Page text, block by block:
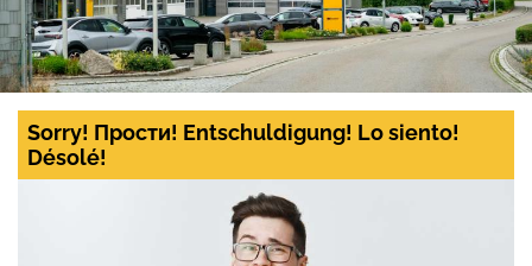
Sorry! Прости! Entschuldigung! Lo siento!
Désolé!